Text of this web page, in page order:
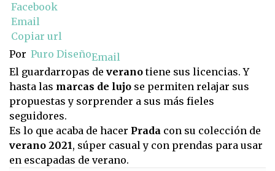
Facebook
Email
Copiar url
Por Puro DiseñoEmail
El guardarropas de veranotiene sus licencias. Y
hasta las marcas de lujo se permiten relajar sus
propuestas y sorprender a sus más fieles
seguidores.
Es lo que acaba de hacer Prada con su colección de
verano 2021, súper casual y con prendas para usar
en escapadas de verano.